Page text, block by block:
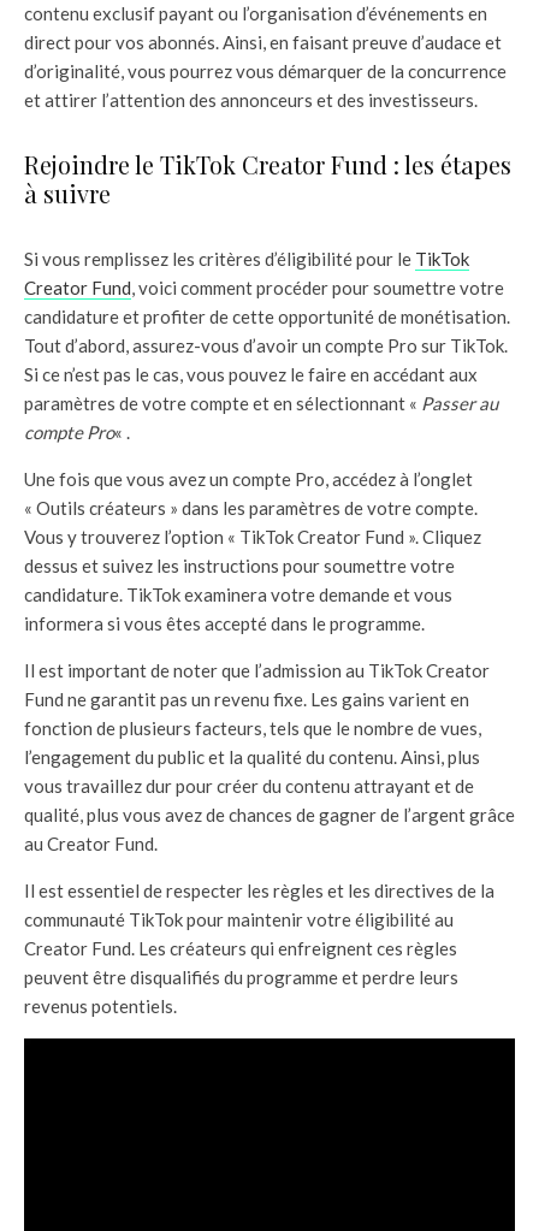
contenu exclusif payant ou l’organisation d’événements en
direct pour vos abonnés. Ainsi, en faisant preuve d’audace et
d’originalité, vous pourrez vous démarquer de la concurrence
et attirer l’attention des annonceurs et des investisseurs.
Rejoindre le TikTok Creator Fund : les étapes
à suivre
Si vous remplissez les critères d’éligibilité pour le TikTok
Creator Fund, voici comment procéder pour soumettre votre
candidature et profiter de cette opportunité de monétisation.
Tout d’abord, assurez-vous d’avoir un compte Pro sur TikTok.
Si ce n’est pas le cas, vous pouvez le faire en accédant aux
paramètres de votre compte et en sélectionnant « Passer au
compte Pro« .
Une fois que vous avez un compte Pro, accédez à l’onglet
« Outils créateurs » dans les paramètres de votre compte.
Vous y trouverez l’option « TikTok Creator Fund ». Cliquez
dessus et suivez les instructions pour soumettre votre
candidature. TikTok examinera votre demande et vous
informera si vous êtes accepté dans le programme.
Il est important de noter que l’admission au TikTok Creator
Fund ne garantit pas un revenu fixe. Les gains varient en
fonction de plusieurs facteurs, tels que le nombre de vues,
l’engagement du public et la qualité du contenu. Ainsi, plus
vous travaillez dur pour créer du contenu attrayant et de
qualité, plus vous avez de chances de gagner de l’argent grâce
au Creator Fund.
Il est essentiel de respecter les règles et les directives de la
communauté TikTok pour maintenir votre éligibilité au
Creator Fund. Les créateurs qui enfreignent ces règles
peuvent être disqualifiés du programme et perdre leurs
revenus potentiels.